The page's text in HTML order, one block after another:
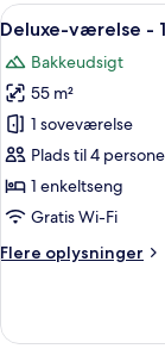
1
seng
(Circuit
View)
Indlæs
alle
billeder
af
Deluxe-
værelse
-
1
(Circuit
7
Deluxe-værelse -
Bakkeudsigt
55 m²
1 soveværelse
Plads til 4
1 enkeltseng
Gratis Wi-Fi
Flere oplysninger
Flere
værelse